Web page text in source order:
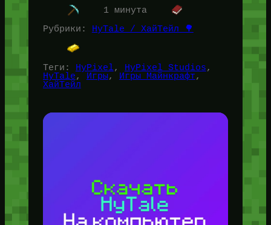
специальный код от создателя контента:
Ютубера, блогера, артиста…
1 минута
Рубрики: HyTale / ХайТейл 🌳
Теги: HyPixel, HyPixel Studios
HyTale, Игры, Игры Майнкрафт
ХайТейл